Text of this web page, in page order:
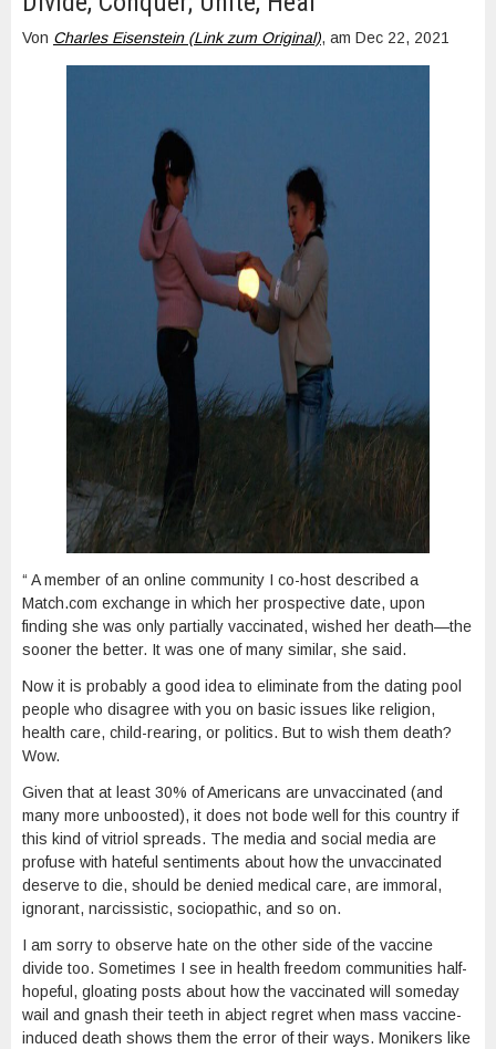
Von Charles Eisenstein (Link zum Original), am Dec 22, 2021
“ A member of an online community I co-host described a
Match.com exchange in which her prospective date, upon
finding she was only partially vaccinated, wished her death—the
sooner the better. It was one of many similar, she said.
Now it is probably a good idea to eliminate from the dating pool
people who disagree with you on basic issues like religion,
health care, child-rearing, or politics. But to wish them death?
Wow.
Given that at least 30% of Americans are unvaccinated (and
many more unboosted), it does not bode well for this country if
this kind of vitriol spreads. The media and social media are
profuse with hateful sentiments about how the unvaccinated
deserve to die, should be denied medical care, are immoral,
ignorant, narcissistic, sociopathic, and so on.
I am sorry to observe hate on the other side of the vaccine
divide too. Sometimes I see in health freedom communities half-
hopeful, gloating posts about how the vaccinated will someday
wail and gnash their teeth in abject regret when mass vaccine-
induced death shows them the error of their ways. Monikers like